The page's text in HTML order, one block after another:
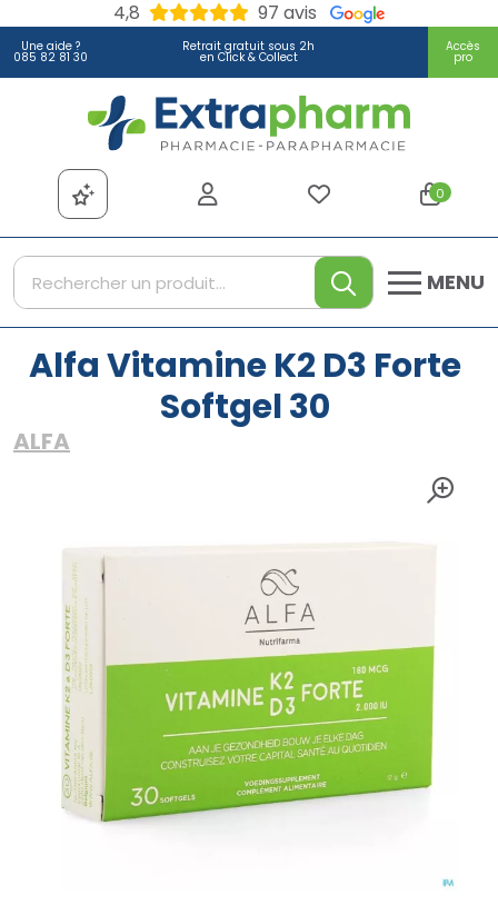
4,8 97 avis
Une aide ?
085 82 81 30
Retrait gratuit sous 2h
en Click & Collect
Accès
pro
Extrapharm Votre
0
MENU
Alfa Vitamine K2 D3 Forte
Softgel 30
ALFA